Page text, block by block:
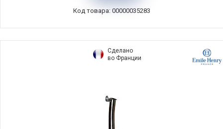
Код товара: 00000035283
Сделано
во Франции